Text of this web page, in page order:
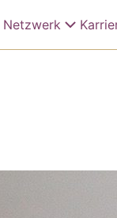
Netzwerk